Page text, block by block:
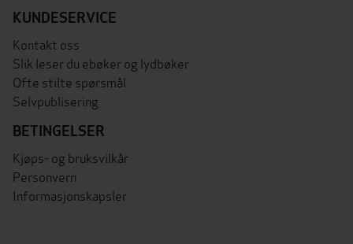
KUNDESERVICE
Kontakt oss
Slik leser du ebøker og lydbøker
Ofte stilte spørsmål
Selvpublisering
BETINGELSER
Kjøps- og bruksvilkår
Personvern
Informasjonskapsler